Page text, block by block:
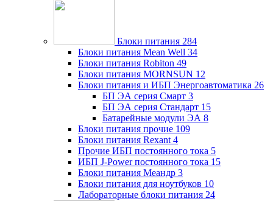
Блоки питания 284
Блоки питания Mean Well 34
Блоки питания Robiton 49
Блоки питания MORNSUN 12
Блоки питания и ИБП Энергоавтоматика 26
БП ЭА серия Смарт 3
БП ЭА серия Стандарт 15
Батарейные модули ЭА 8
Блоки питания прочие 109
Блоки питания Rexant 4
Прочие ИБП постоянного тока 5
ИБП J-Power постоянного тока 15
Блоки питания Меандр 3
Блоки питания для ноутбуков 10
Лабораторные блоки питания 24